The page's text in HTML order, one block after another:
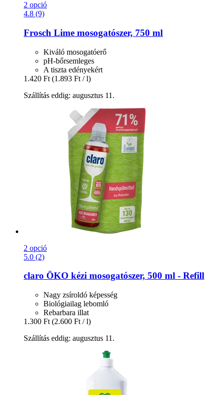
2 opció
4.8 (9)
Frosch Lime mosogatószer, 750 ml
Kiváló mosogatóerő
pH-bőrsemleges
A tiszta edényekért
1.420 Ft (1.893 Ft / l)
Szállítás eddig: augusztus 11.
2 opció
5.0 (2)
claro ÖKO kézi mosogatószer, 500 ml -​ Refill
Nagy zsíroldó képesség
Biológiailag lebomló
Rebarbara illat
1.300 Ft (2.600 Ft / l)
Szállítás eddig: augusztus 11.